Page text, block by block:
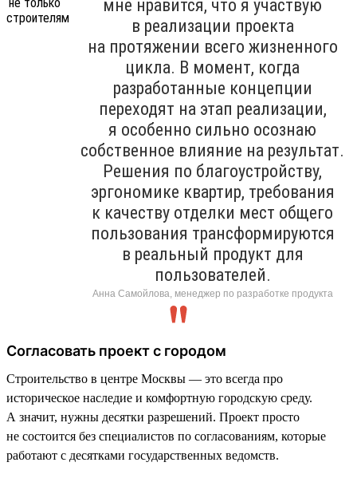
мне нравится, что я участвую
в реализации проекта
на протяжении всего жизненного
цикла. В момент, когда
разработанные концепции
переходят на этап реализации,
я особенно сильно осознаю
собственное влияние на результат.
Решения по благоустройству,
эргономике квартир, требования
к качеству отделки мест общего
пользования трансформируются
в реальный продукт для
пользователей.
Анна Самойлова, менеджер по разработке продукта
Согласовать проект с городом
Строительство в центре Москвы — это всегда про
историческое наследие и комфортную городскую среду.
А значит, нужны десятки разрешений. Проект просто
не состоится без специалистов по согласованиям, которые
работают с десятками государственных ведомств.